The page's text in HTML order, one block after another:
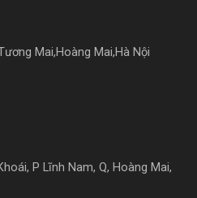
Mai,Hoàng Mai,Hà Nội
P Lĩnh Nam, Q, Hoàng Mai,